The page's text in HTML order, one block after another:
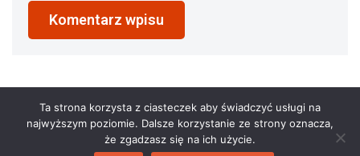
Ta strona korzysta z ciasteczek aby świadczyć usługi na
najwyższym poziomie. Dalsze korzystanie ze strony oznacza,
że zgadzasz się na ich użycie.